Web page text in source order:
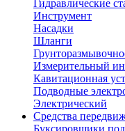
Гидравлические
Инструмент
Насадки
Шланги
Измерительный
Кавитационная
Подводные
Электрический
Средства
Буксировщики